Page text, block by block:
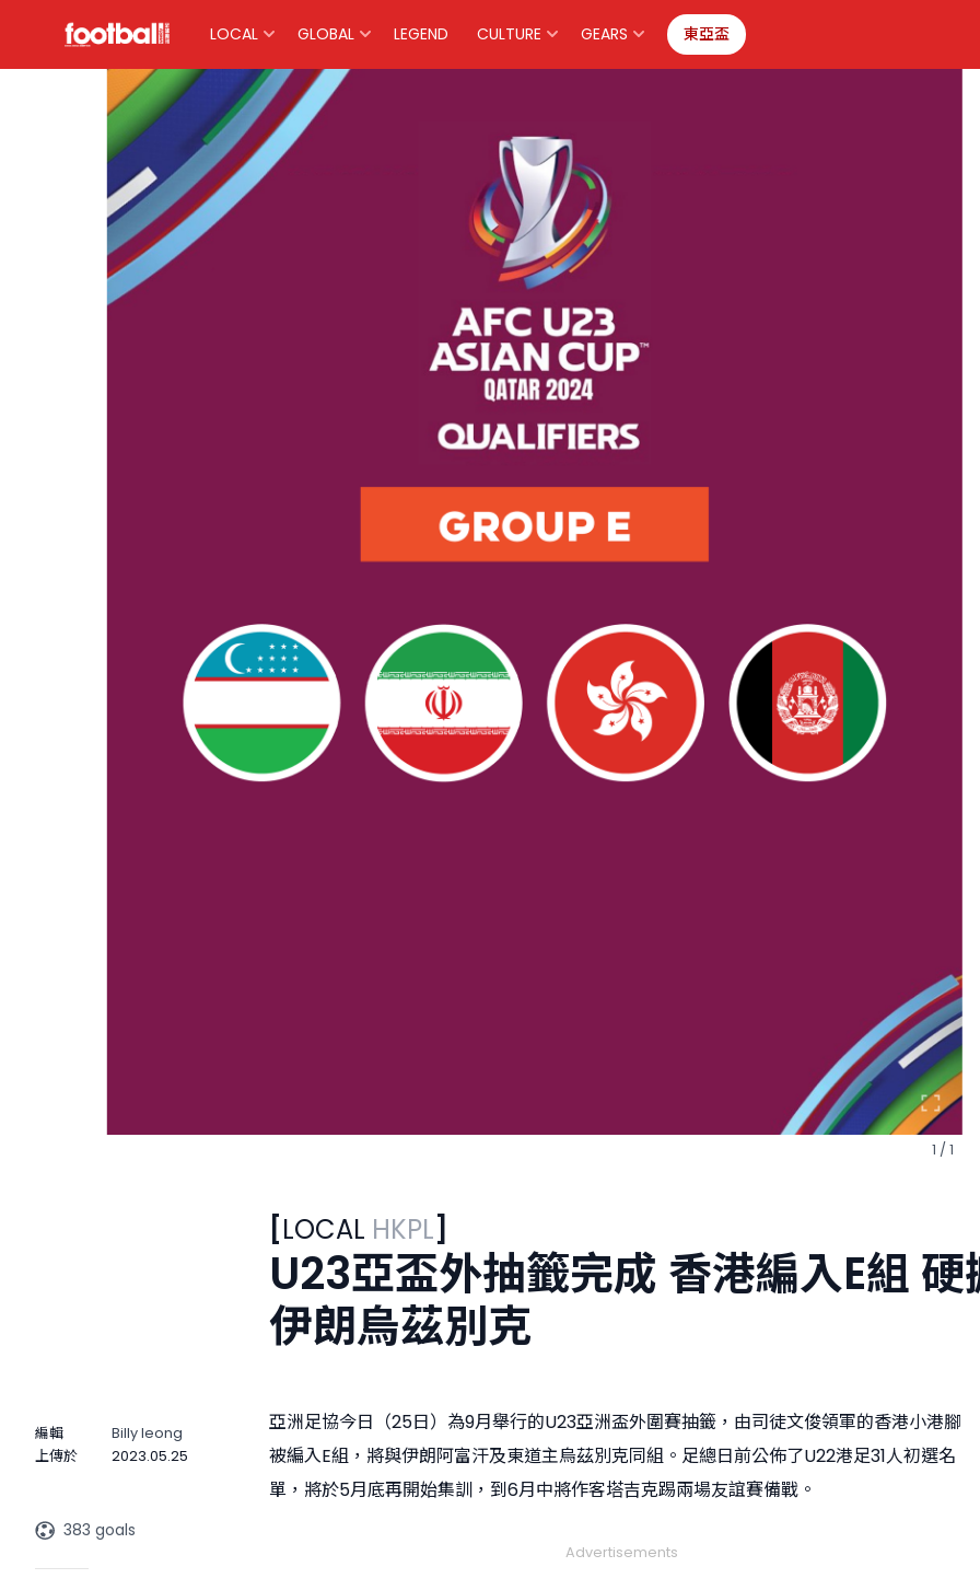
LOCAL GLOBAL LEGEND CULTURE GEARS 東亞盃
1 / 1
LOCAL HKPL
U23亞盃外抽籤完成 香港編入E組 硬
伊朗烏茲別克
編輯
Billy Ieong
上傳於
2023.05.25
383 goals
亞洲足協今日（25日）為9月舉行的U23亞洲盃外圍賽抽籤，由司徒文俊領軍的香港小港腳
被編入E組，將與伊朗阿富汗及東道主烏茲別克同組。足總日前公佈了U22港足31人初選名
單，將於5月底再開始集訓，到6月中將作客塔吉克踢兩場友誼賽備戰。
Advertisements